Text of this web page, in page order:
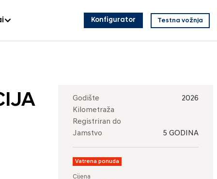
Konfigurator Testna vožnja
Godište
2026
Kilometraža
Registriran do
Jamstvo
5 GODINA
Vatrena ponuda
Cijena